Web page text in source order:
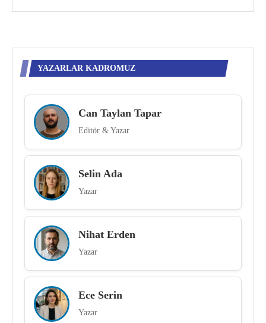
YAZARLAR KADROMUZ
Can Taylan Tapar
Editör & Yazar
Selin Ada
Yazar
Nihat Erden
Yazar
Ece Serin
Yazar